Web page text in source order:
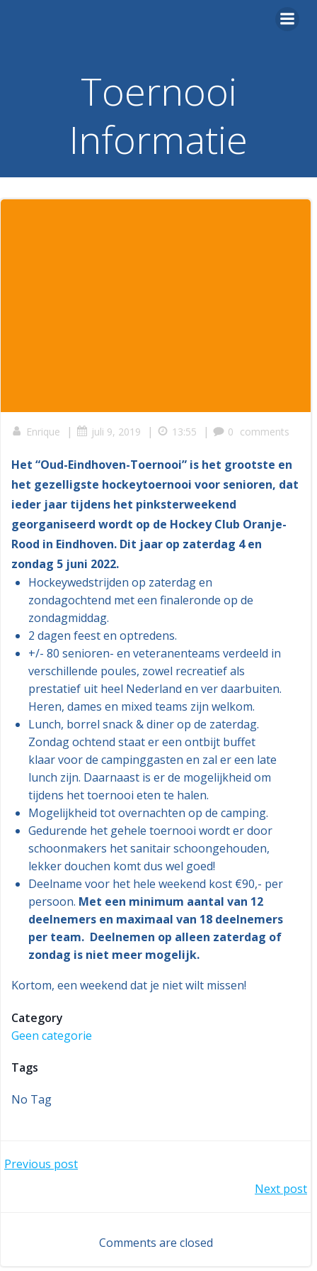
Toernooi
Informatie
Enrique | juli 9, 2019 | 13:55 | 0 comments
Het “Oud-Eindhoven-Toernooi” is het grootste en
het gezelligste hockeytoernooi voor senioren, dat
ieder jaar tijdens het pinksterweekend
georganiseerd wordt op de Hockey Club Oranje-
Rood in Eindhoven. Dit jaar op zaterdag 4 en
zondag 5 juni 2022.
Hockeywedstrijden op zaterdag en
zondagochtend met een finaleronde op de
zondagmiddag.
2 dagen feest en optredens.
+/- 80 senioren- en veteranenteams verdeeld in
verschillende poules, zowel recreatief als
prestatief uit heel Nederland en ver daarbuiten.
Heren, dames en mixed teams zijn welkom.
Lunch, borrel snack & diner op de zaterdag.
Zondag ochtend staat er een ontbijt buffet
klaar voor de campinggasten en zal er een late
lunch zijn. Daarnaast is er de mogelijkheid om
tijdens het toernooi eten te halen.
Mogelijkheid tot overnachten op de camping.
Gedurende het gehele toernooi wordt er door
schoonmakers het sanitair schoongehouden,
lekker douchen komt dus wel goed!
Deelname voor het hele weekend kost €90,- per
persoon. Met een minimum aantal van 12
deelnemers en maximaal van 18 deelnemers
per team. Deelnemen op alleen zaterdag of
zondag is niet meer mogelijk.
Kortom, een weekend dat je niet wilt missen!
Category
Geen categorie
Tags
No Tag
Bericht
Previous post
navigatie
Next post
Comments are closed